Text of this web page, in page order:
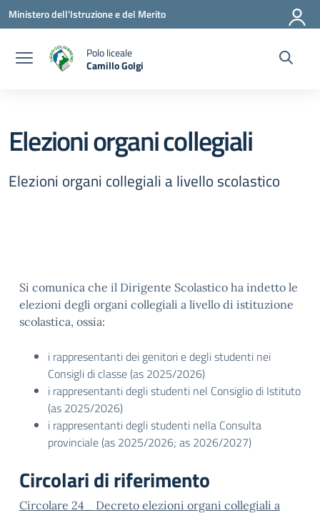
Vai ai contenuti
Vai al menu di navigazione
Vai al footer
Ministero dell'Istruzione e del Merito
Polo liceale
Camillo Golgi
— Visita la pagina iniziale della scuola
Elezioni organi collegiali
Elezioni organi collegiali a livello scolastico
Si comunica che il Dirigente Scolastico ha indetto le
elezioni degli organi collegiali a livello di istituzione
scolastica, ossia:
i rappresentanti dei genitori e degli studenti nei
Consigli di classe (as 2025/2026)
i rappresentanti degli studenti nel Consiglio di Istituto
(as 2025/2026)
i rappresentanti degli studenti nella Consulta
provinciale (as 2025/2026; as 2026/2027)
Circolari di riferimento
Circolare 24_ Decreto elezioni organi collegiali a